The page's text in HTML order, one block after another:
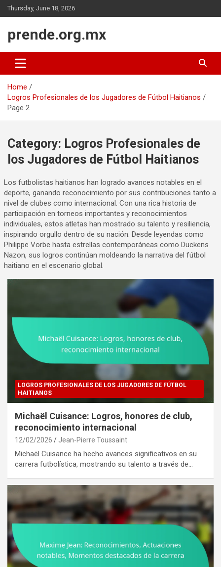
Skip
to
Thursday, June 18, 2026
prende.org.mx
Home
Logros Profesionales de los Jugadores de Fútbol Haitianos
Page 2
Category: Logros Profesionales de
los Jugadores de Fútbol Haitianos
Los futbolistas haitianos han logrado avances notables en el
deporte, ganando reconocimiento por sus contribuciones tanto a
nivel de clubes como internacional. Con una rica historia de
participación en torneos importantes y reconocimientos
individuales, estos atletas han mostrado su talento y resiliencia,
inspirando orgullo dentro de su nación. Desde leyendas como
Philippe Vorbe hasta estrellas contemporáneas como Duckens
Nazon, sus logros continúan moldeando la narrativa del fútbol
haitiano en el escenario global.
LOGROS PROFESIONALES DE LOS JUGADORES DE FÚTBOL
HAITIANOS
Michaël Cuisance: Logros, honores de club,
reconocimiento internacional
12/02/2026 Jean-Pierre Toussaint
Michaël Cuisance ha hecho avances significativos en su
carrera futbolística, mostrando su talento a través de…